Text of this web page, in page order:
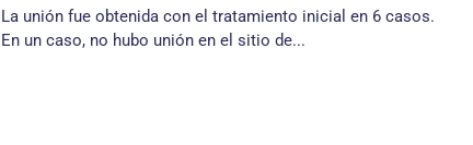
La unión fue obtenida con el tratamiento inicial en 6 casos.
En un caso, no hubo unión en el sitio de...